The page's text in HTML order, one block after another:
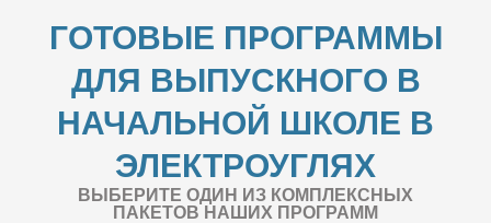
ГОТОВЫЕ ПРОГРАММЫ
ДЛЯ ВЫПУСКНОГО В
НАЧАЛЬНОЙ ШКОЛЕ В
ЭЛЕКТРОУГЛЯХ
ВЫБЕРИТЕ ОДИН ИЗ КОМПЛЕКСНЫХ
ПАКЕТОВ НАШИХ ПРОГРАММ